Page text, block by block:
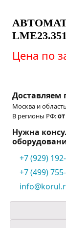
АВТОМАТ
Цена по
Доставляем
Москва и
В регионы РФ:
Нужна
+7 (929)
+7 (499)